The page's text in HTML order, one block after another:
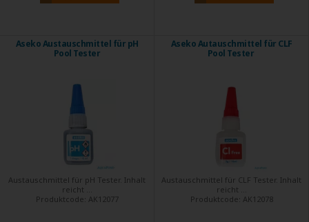
Aseko Austauschmittel für pH
Pool Tester
Austauschmittel für pH Tester. Inhalt
reicht ...
Produktcode: AK12077
Aseko Autauschmittel für CLF
Pool Tester
Austauschmittel für CLF Tester. Inhalt
reicht ...
Produktcode: AK12078